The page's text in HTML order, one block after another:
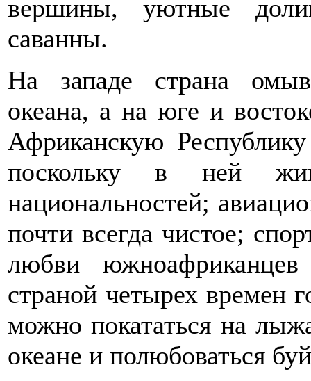
вершины, уютные
саванны.
На западе страна
океана, а на юге и
Африканскую
поскольку в ней
национальностей;
почти всегда чистое;
любви
страной четырех времен
можно покататься на
океане и полюбоваться